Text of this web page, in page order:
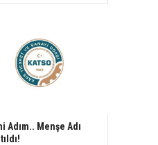
Adım.. Menşe Adı